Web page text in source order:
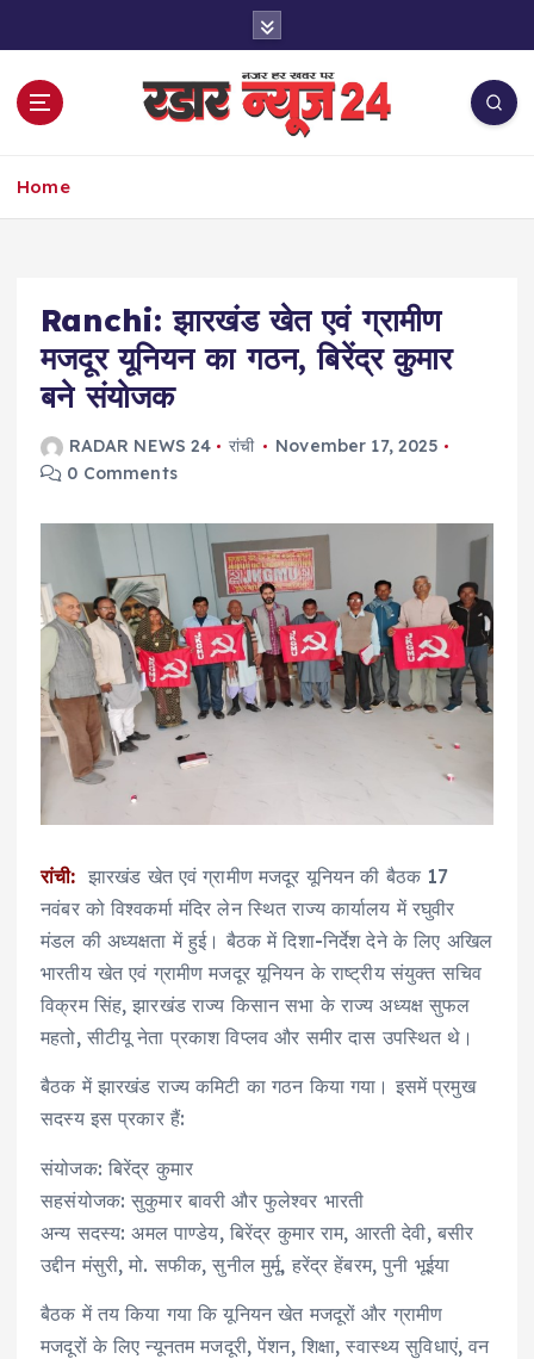
Home
Ranchi: झारखंड खेत एवं ग्रामीण
मजदूर यूनियन का गठन, बिरेंद्र कुमार
बने संयोजक
RADAR NEWS 24 रांची
November 17, 2025
0 Comments
रांची: झारखंड खेत एवं ग्रामीण मजदूर यूनियन की बैठक 17
नवंबर को विश्वकर्मा मंदिर लेन स्थित राज्य कार्यालय में रघुवीर
मंडल की अध्यक्षता में हुई। बैठक में दिशा-निर्देश देने के लिए अखिल
भारतीय खेत एवं ग्रामीण मजदूर यूनियन के राष्ट्रीय संयुक्त सचिव
विक्रम सिंह, झारखंड राज्य किसान सभा के राज्य अध्यक्ष सुफल
महतो, सीटीयू नेता प्रकाश विप्लव और समीर दास उपस्थित थे।
बैठक में झारखंड राज्य कमिटी का गठन किया गया। इसमें प्रमुख
सदस्य इस प्रकार हैं:
संयोजक: बिरेंद्र कुमार
सहसंयोजक: सुकुमार बावरी और फुलेश्वर भारती
अन्य सदस्य: अमल पाण्डेय, बिरेंद्र कुमार राम, आरती देवी, बसीर
उद्दीन मंसुरी, मो. सफीक, सुनील मुर्मू, हरेंद्र हेंबरम, पुनी भूईया
बैठक में तय किया गया कि यूनियन खेत मजदूरों और ग्रामीण
मजदूरों के लिए न्यूनतम मजदूरी, पेंशन, शिक्षा, स्वास्थ्य सुविधाएं, वन